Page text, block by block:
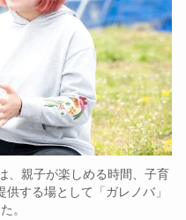
、親子が楽しめる時間、子育
する場として「ガレノバ」
。